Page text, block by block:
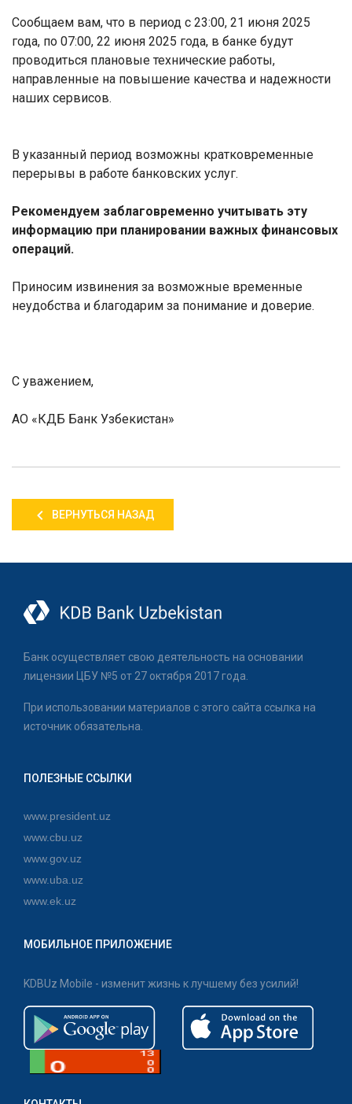
Сообщаем вам, что в период с 23:00, 21 июня 2025
года, по 07:00, 22 июня 2025 года, в банке будут
проводиться плановые технические работы,
направленные на повышение качества и надежности
наших сервисов.
В указанный период возможны кратковременные
перерывы в работе банковских услуг.
Рекомендуем заблаговременно учитывать эту
информацию при планировании важных финансовых
операций.
Приносим извинения за возможные временные
неудобства и благодарим за понимание и доверие.
С уважением,
АО «КДБ Банк Узбекистан»
ВЕРНУТЬСЯ НАЗАД
Банк осуществляет свою деятельность на основании
лицензии ЦБУ №5 от 27 октября 2017 года.
При использовании материалов с этого сайта ссылка на
источник обязательна.
ПОЛЕЗНЫЕ ССЫЛКИ
www.president.uz
www.cbu.uz
www.gov.uz
www.uba.uz
www.ek.uz
МОБИЛЬНОЕ ПРИЛОЖЕНИЕ
KDBUz Mobile - изменит жизнь к лучшему без усилий!